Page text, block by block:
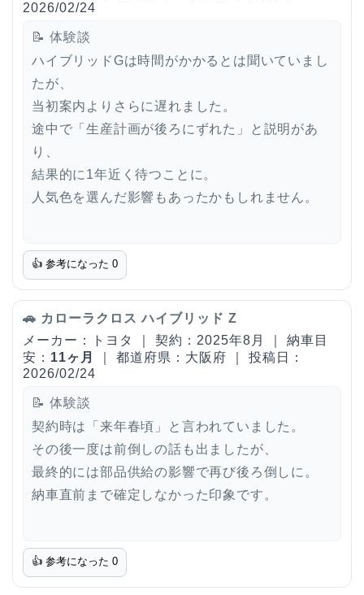
2026/02/24
📝 体験談
ハイブリッドGは時間がかかるとは聞いていまし
たが、
当初案内よりさらに遅れました。
途中で「生産計画が後ろにずれた」と説明があ
り、
結果的に1年近く待つことに。
人気色を選んだ影響もあったかもしれません。
👍 参考になった 0
🚗 カローラクロス ハイブリッド Z
メーカー：トヨタ ｜ 契約：2025年8月 ｜ 納車目
安： 11ヶ月
｜ 都道府県：大阪府 ｜ 投稿日：
2026/02/24
📝 体験談
契約時は「来年春頃」と言われていました。
その後一度は前倒しの話も出ましたが、
最終的には部品供給の影響で再び後ろ倒しに。
納車直前まで確定しなかった印象です。
👍 参考になった 0